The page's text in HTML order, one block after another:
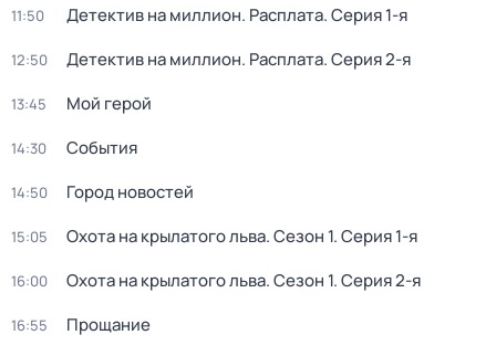
11:50 Детектив на миллион. Расплата. Серия 1-я
12:50 Детектив на миллион. Расплата. Серия 2-я
13:45 Мой герой
14:30 События
14:50 Город новостей
15:05 Охота на крылатого льва. Сезон 1. Серия 1-я
16:00 Охота на крылатого льва. Сезон 1. Серия 2-я
16:55 Прощание